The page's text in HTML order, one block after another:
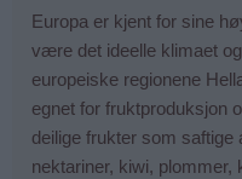
Europa er kjent for sine
være det ideelle klimaet
europeiske regionene
egnet for fruktproduksjon
deilige frukter som
nektariner, kiwi,